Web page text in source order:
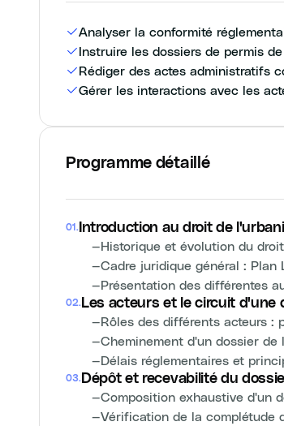
Analyser la conformité
Instruire les dossiers de permis
Rédiger des actes administratifs
Gérer les interactions avec les
Programme détaillé
01 . Introduction au droit de
—Historique et évolution du
—Cadre juridique général : Plan
—Présentation des différentes
02. Les acteurs et le circuit d'une
—Rôles des différents acteurs :
—Cheminement d'un dossier
—Délais réglementaires et
03. Dépôt et recevabilité du
—Composition exhaustive d'un
—Vérification de la complétude